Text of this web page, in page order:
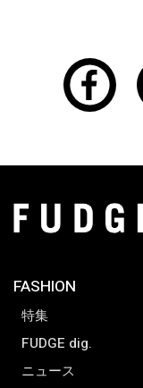
FASHION
特集
FUDGE dig.
ニュース